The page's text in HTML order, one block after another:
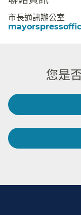
市長通訊辦公室​​
您是